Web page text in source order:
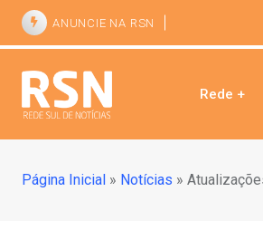
ANUNCIE NA RSN
Rede +
Página Inicial » Notícias »